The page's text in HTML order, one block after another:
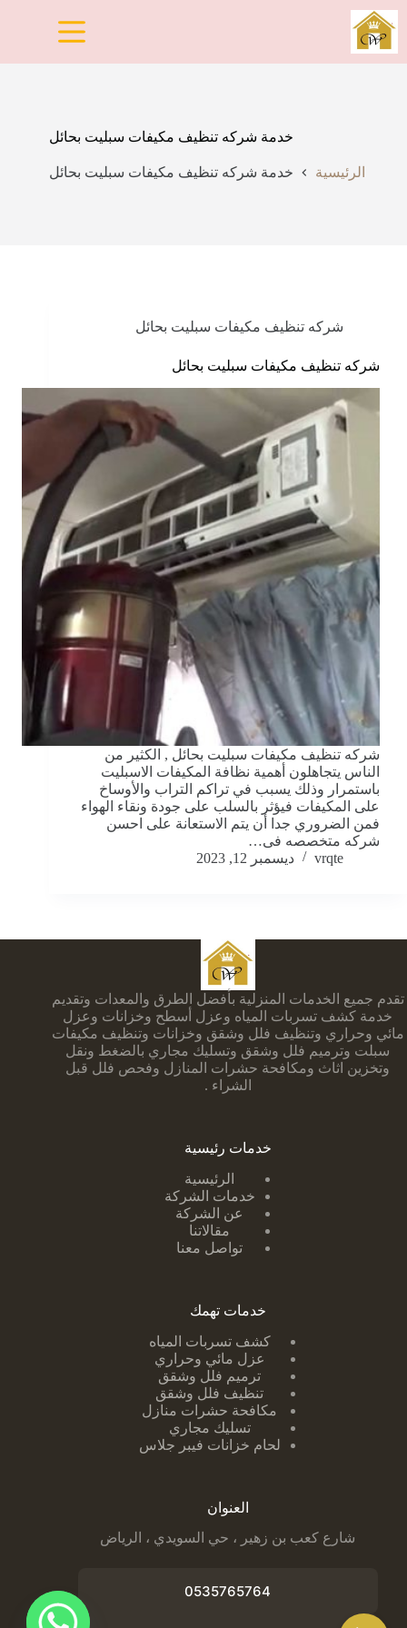
التجاوز
إلى
المحتوى
خدمة شركه تنظيف مكيفات سبليت بحائل
الرئيسية خدمة شركه تنظيف مكيفات سبليت بحائل
شركه تنظيف مكيفات سبليت بحائل
شركه تنظيف مكيفات سبليت بحائل
شركه تنظيف مكيفات سبليت بحائل , الكثير من
الناس يتجاهلون أهمية نظافة المكيفات الاسبليت
باستمرار وذلك يسبب في تراكم التراب والأوساخ
على المكيفات فيؤثر بالسلب على جودة ونقاء الهواء
فمن الضروري جدا أن يتم الاستعانة على احسن
شركه متخصصه فى…
vrqte
ديسمبر 12, 2023
تقدم جميع الخدمات المنزلية بأفضل الطرق والمعدات وتقديم
خدمة كشف تسربات المياه وعزل أسطح وخزانات وعزل
مائي وحراري وتنظيف فلل وشقق وخزانات وتنظيف مكيفات
سبلت وترميم فلل وشقق وتسليك مجاري بالضغط ونقل
وتخزين اثاث ومكافحة حشرات المنازل وفحص فلل قبل
الشراء .
خدمات رئيسية
الرئيسية
خدمات الشركة
عن الشركة
مقالاتنا
تواصل معنا
خدمات تهمك
كشف تسربات ا لمياه
عزل مائي وحراري
ترميم فلل وشقق
تنظيف فلل وشقق
مكافحة حشرات منازل
تسليك مجاري
لحام خزانات فيبر جلاس
العنوان
شارع كعب بن زهير ، حي السويدي ، الرياض
0535765764